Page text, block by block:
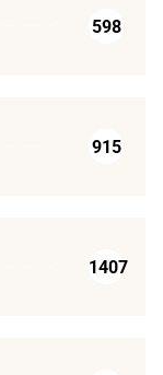
598
915
1407